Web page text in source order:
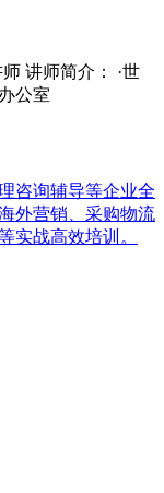
讲师简介： ·世
公室
咨询辅导等企业全
外营销、采购物流
实战高效培训。